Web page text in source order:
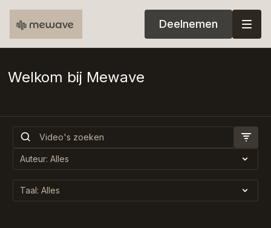
Deelnemen
Welkom bij Mewave